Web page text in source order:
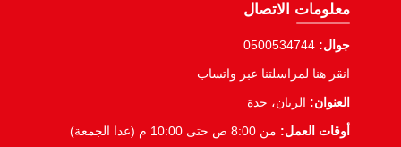
معلومات الاتصال
جوال: 0500534744
انقر هنا لمراسلتنا عبر واتساب
العنوان: الريان، جدة
أوقات العمل: من 8:00 ص حتى 10:00 م (عدا الجمعة)